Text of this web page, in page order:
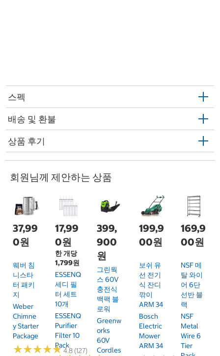
스펙
배송 및 환불
상품 후기
회원님께 제안하는 상품
37,99
0원
웨버 침
니스타
터 패키
지
Weber
Chimne
Y Starter
Package
★★★★★
★★★★★4.8 (127)
17,99
0원
한 개당
1,799원
ESSENQ
세디 필
터 세트
10개
ESSENQ
Purifier
Filter 10
Pack
399,
900
원
그린웍
스 60V
충전식
백팩 블
로워
Greenw
Orks
60V
Cordles
199,9
00원
보쉬 유
선 전기
식 잔디
깎이
ARM 34
Bosch
Electric
Mower
ARM 34
169,9
00원
NSF 메
탈 와이
어 6단
선반 블
랙
NSF
Metal
Wire 6
Tier